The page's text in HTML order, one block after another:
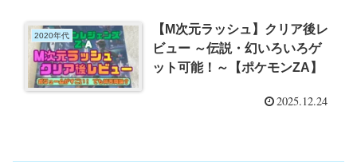
2020年代
【M次元ラッシュ】クリア後レ
ビュー ～伝説・幻いろいろゲ
ット可能！～【ポケモンZA】
2025.12.24